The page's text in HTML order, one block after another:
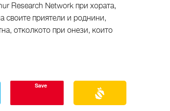
Research Network при хората,
своите приятели и роднини,
отколкото при онези, които
Save